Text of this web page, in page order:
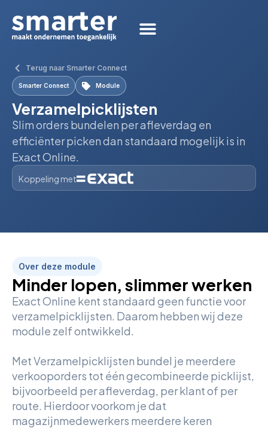
Terug naar Smarter Connect
Smarter Connect Module
Verzamelpicklijsten
Slim orders bundelen per afleverdag en
efficiënter picken dan standaard mogelijk is in
Exact Online.
Koppeling met
Over deze module
Minder lopen, slimmer werken
Exact Online kent standaard geen functie voor
verzamelpicklijsten. Daarom hebben wij deze
module zelf ontwikkeld.
Met Verzamelpicklijsten bundel je meerdere
verkooporders tot één gecombineerde picklijst,
bijvoorbeeld per afleverdag, per klant of per
route. Hierdoor voorkom je dat
magazijnmedewerkers meerdere keren